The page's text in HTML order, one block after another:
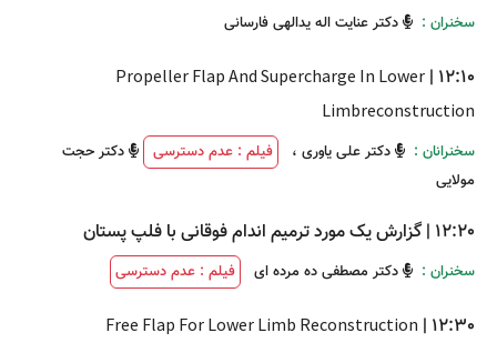
سخنران : دکتر عنایت اله یدالهی فارسانی
12:10
|
Propeller Flap And Supercharge In Lower
Limbreconstruction
سخنرانان :
دکتر علی یاوری ، فیلم : عدم دسترسی
دکتر حجت
مولایی
12:20
|گزارش یک مورد ترمیم اندام فوقانی با فلپ پستان
سخنران : دکتر مصطفی ده مرده ای فیلم : عدم دسترسی
12:30
|
Free Flap For Lower Limb Reconstruction